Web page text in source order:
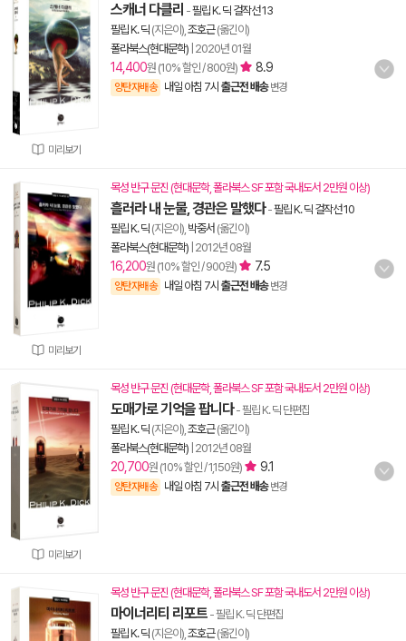
미리보기
스캐너 다클리 -필립 K. 딕 걸작선 13
필립 K. 딕 (지은이), 조호근(옮긴이)
폴라북스(현대문학) 2020년 01월
14,400원 (10% 할인 / 800원) 8.9
양탄자배송 내일 아침 7시 출근전 배송 변경
미리보기
목성 반구 문진 (현대문학, 폴라북스 SF 포함 국내도서 2만원 이상)
흘러라 내 눈물, 경관은 말했다-필립 K. 딕 걸작선 10
필립 K. 딕 (지은이), 박중서 (옮긴이)
폴라북스(현대문학) 2012년 08월
16,200원 (10% 할인 / 900원) 7.5
양탄자배송 내일 아침 7시 출근전 배송 변경
미리보기
목성 반구 문진 (현대문학, 폴라북스 SF 포함 국내도서 2만원 이상)
도매가로 기억을 팝니다- 필립 K. 딕 단편집
필립 K. 딕 (지은이), 조호근(옮긴이)
폴라북스(현대문학) 2012년 08월
20,700원 (10% 할인 / 1,150원) 9.1
양탄자배송 내일 아침 7시 출근전 배송 변경
목성 반구 문진 (현대문학, 폴라북스 SF 포함 국내도서 2만원 이상)
마이너리티 리포트 - 필립 K. 딕 단편집
필립 K. 딕 (지은이), 조호근(옮긴이)